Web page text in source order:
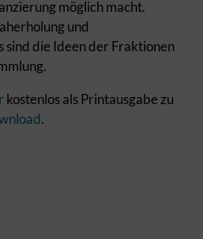
möglich macht.
und
sind die Ideen der Fraktionen
kostenlos als Printausgabe zu
.